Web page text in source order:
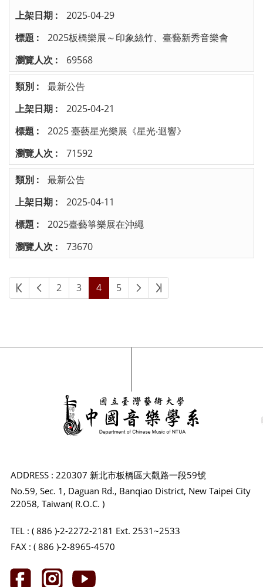
2025-04-29
2025板橋樂展～印象絲竹、臺藝新秀音樂會
69568
最新公告
2025-04-21
2025 臺藝星光樂展《星光‧迴響》
71592
最新公告
2025-04-11
2025臺藝箏樂展在沖繩
73670
2 3 4 5
ADDRESS : 220307 新北市板橋區大觀路一段59號
No.59, Sec. 1, Daguan Rd., Banqiao District, New Taipei City
22058, Taiwan( R.O.C. )
TEL : ( 886 )-2-2272-2181 Ext. 2531~2533
FAX : ( 886 )-2-8965-4570